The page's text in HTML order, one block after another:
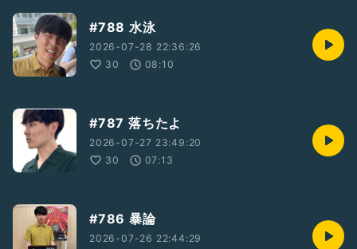
#788 水泳
2026-07-28 22:36:26
30
08:10
#787 落ちたよ
2026-07-27 23:49:20
30
07:13
#786 暴論
2026-07-26 22:44:29